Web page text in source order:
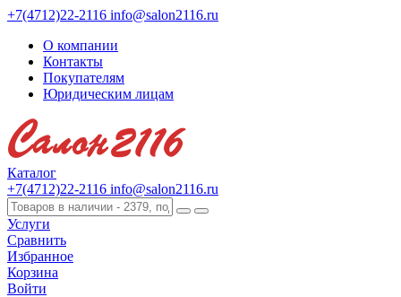
+7(4712)22-2116 info@salon2116.ru
О компании
Контакты
Покупателям
Юридическим лицам
Каталог
+7(4712)22-2116 info@salon2116.ru
Услуги
Сравнить
Избранное
Корзина
Войти